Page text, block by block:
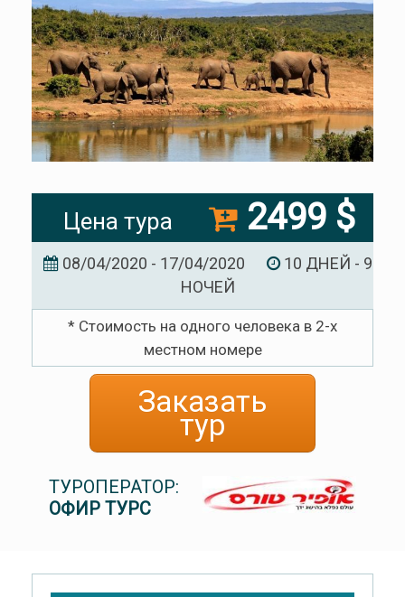
Цена тура 2499 $
08/04/2020 - 17/04/2020
10 ДНЕЙ - 9
НОЧЕЙ
* Стоимость на одного человека в 2-х
местном номере
Заказать
тур
ТУРОПЕРАТОР:
ОФИР ТУРС